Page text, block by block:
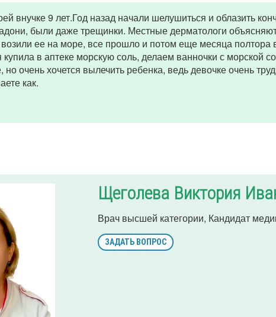
внучке 9 лет.Год назад начали шелушиться и облазить
были даже трещинки. Местные дерматологи
ее на море, все прошло и потом еще месяца полтора
купила в аптеке морскую соль, делаем ванночки с
но очень хочется вылечить ребенка, ведь девочке очень
как.
Щеголева Виктория
Врач высшей категории, Кандидат
ЗАДАТЬ ВОПРОС